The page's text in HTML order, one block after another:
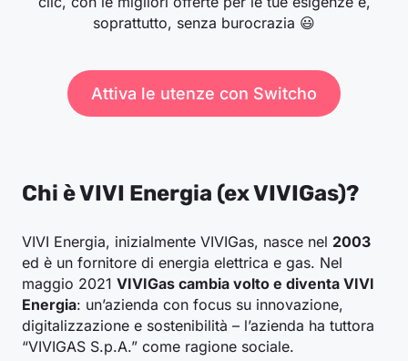
soprattutto, senza burocrazia 😃
Attiva le utenze con Switcho
Chi è VIVI Energia (ex VIVIGas)?
VIVI Energia, inizialmente VIVIGas, nasce nel 2003
ed è un fornitore di energia elettrica e gas. Nel
maggio 2021 VIVIGas cambia volto e diventa VIVI
Energia: un’azienda con focus su innovazione,
digitalizzazione e sostenibilità – l’azienda ha tuttora
“VIVIGAS S.p.A.” come ragione sociale.